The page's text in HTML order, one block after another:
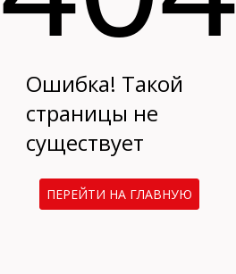
Ошибка! Такой
страницы не
существует
ПЕРЕЙТИ НА ГЛАВНУЮ